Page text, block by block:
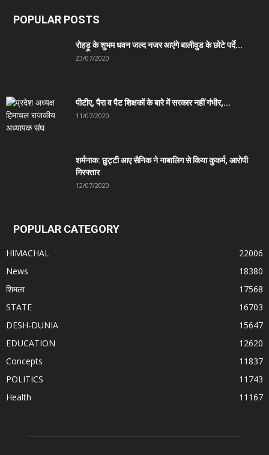
POPULAR POSTS
रोहड़ू के शुभम धवन जल्द नजर आएंगे बालीवुड के छोटे पर्दे...
23/07/2020
पीटीए, पैरा व पैट शिक्षकों के बारे में सरकार नहीं गंभीर,...
11/07/2020
शर्मनाक: छुट्टी आए सैनिक ने नाबालिग से किया कुकर्म, आरोपी
गिरफ्तार
12/07/2020
POPULAR CATEGORY
HIMACHAL
22006
News
18380
शिमला
17568
STATE
16703
DESH-DUNIA
15647
EDUCATION
12620
Concepts
11837
POLITICS
11743
Health
11167